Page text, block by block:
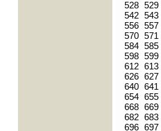
528 529
542 543
556 557
570 571
584 585
598 599
612 613
626 627
640 641
654 655
668 669
682 683
696 697